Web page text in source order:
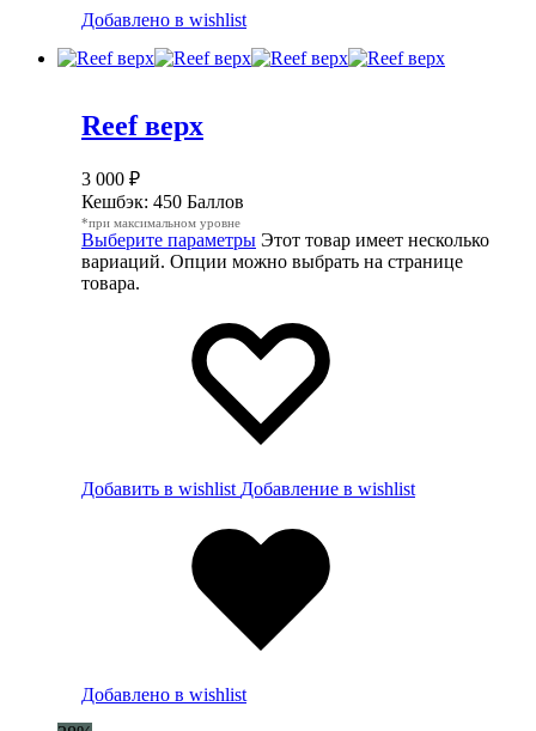
Добавлено в wishlist
Reef верх
3 000 ₽
Кешбэк: 450 Баллов
*при максимальном уровне
Выберите параметры Этот товар имеет несколько
вариаций. Опции можно выбрать на странице
товара.
Добавить в wishlist Добавление в wishlist
Добавлено в wishlist